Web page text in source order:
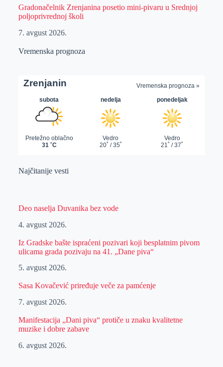
Gradonačelnik Zrenjanina posetio mini-pivaru u Srednjoj
poljoprivrednoj školi
7. avgust 2026.
Vremenska prognoza
Najčitanije vesti
Deo naselja Duvanika bez vode
4. avgust 2026.
Iz Gradske bašte ispraćeni pozivari koji besplatnim pivom
ulicama grada pozivaju na 41. „Dane piva“
5. avgust 2026.
Sasa Kovačević priređuje veče za pamćenje
7. avgust 2026.
Manifestacija „Dani piva“ protiče u znaku kvalitetne
muzike i dobre zabave
6. avgust 2026.